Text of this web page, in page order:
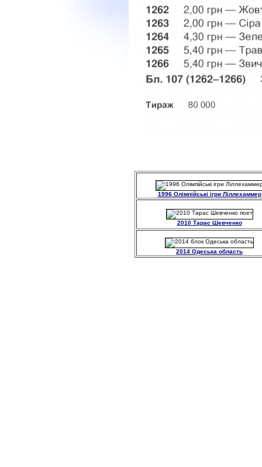
1996 Олімпійські ігри Ліллехаммер
2010 Тарас Шевченко
2014 Одеська область